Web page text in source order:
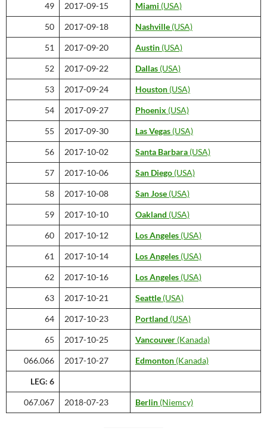
49 2017-09-15 Miami (USA)
50 2017-09-18 Nashville (USA)
51 2017-09-20 Austin (USA)
52 2017-09-22 Dallas (USA)
53 2017-09-24 Houston (USA)
54 2017-09-27 Phoenix (USA)
55 2017-09-30 Las Vegas (USA)
56 2017-10-02 Santa Barbara (USA)
57 2017-10-06 San Diego (USA)
58 2017-10-08 San Jose (USA)
59 2017-10-10 Oakland (USA)
60 2017-10-12 Los Angeles (USA)
61 2017-10-14 Los Angeles (USA)
62 2017-10-16 Los Angeles (USA)
63 2017-10-21 Seattle (USA)
64 2017-10-23 Portland (USA)
65 2017-10-25 Vancouver (Kanada)
066.066 2017-10-27 Edmonton (Kanada)
LEG: 6
067.067 2018-07-23 Berlin (Niemcy)